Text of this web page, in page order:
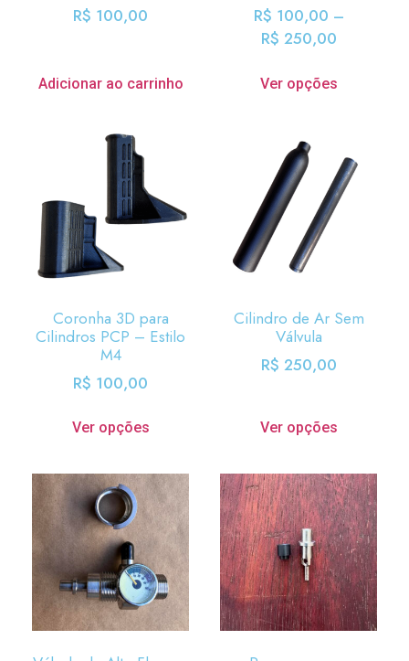
R$ 100,00
Adicionar ao carrinho
R$ 100,00 –
R$ 250,00
Ver opções
Coronha 3D para
Cilindros PCP – Estilo
M4
R$ 100,00
Ver opções
Cilindro de Ar Sem
Válvula
R$ 250,00
Ver opções